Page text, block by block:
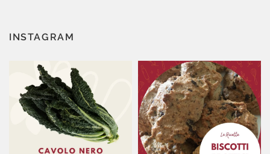
INSTAGRAM